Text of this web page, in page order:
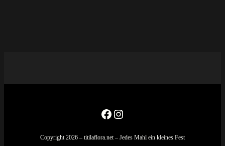
Facebook
Instagram
Copyright 2026 – titilaflora.net – Jedes Mahl ein kleines Fest